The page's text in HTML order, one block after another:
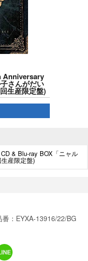
Anniversary
さんがだい
生産限定盤)
& Blu-ray BOX「ニャル
産限定盤)
：EYXA-13916/22/BG